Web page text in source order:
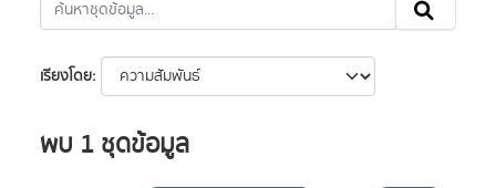
เรียงโดย
พบ 1 ชุดข้อมูล